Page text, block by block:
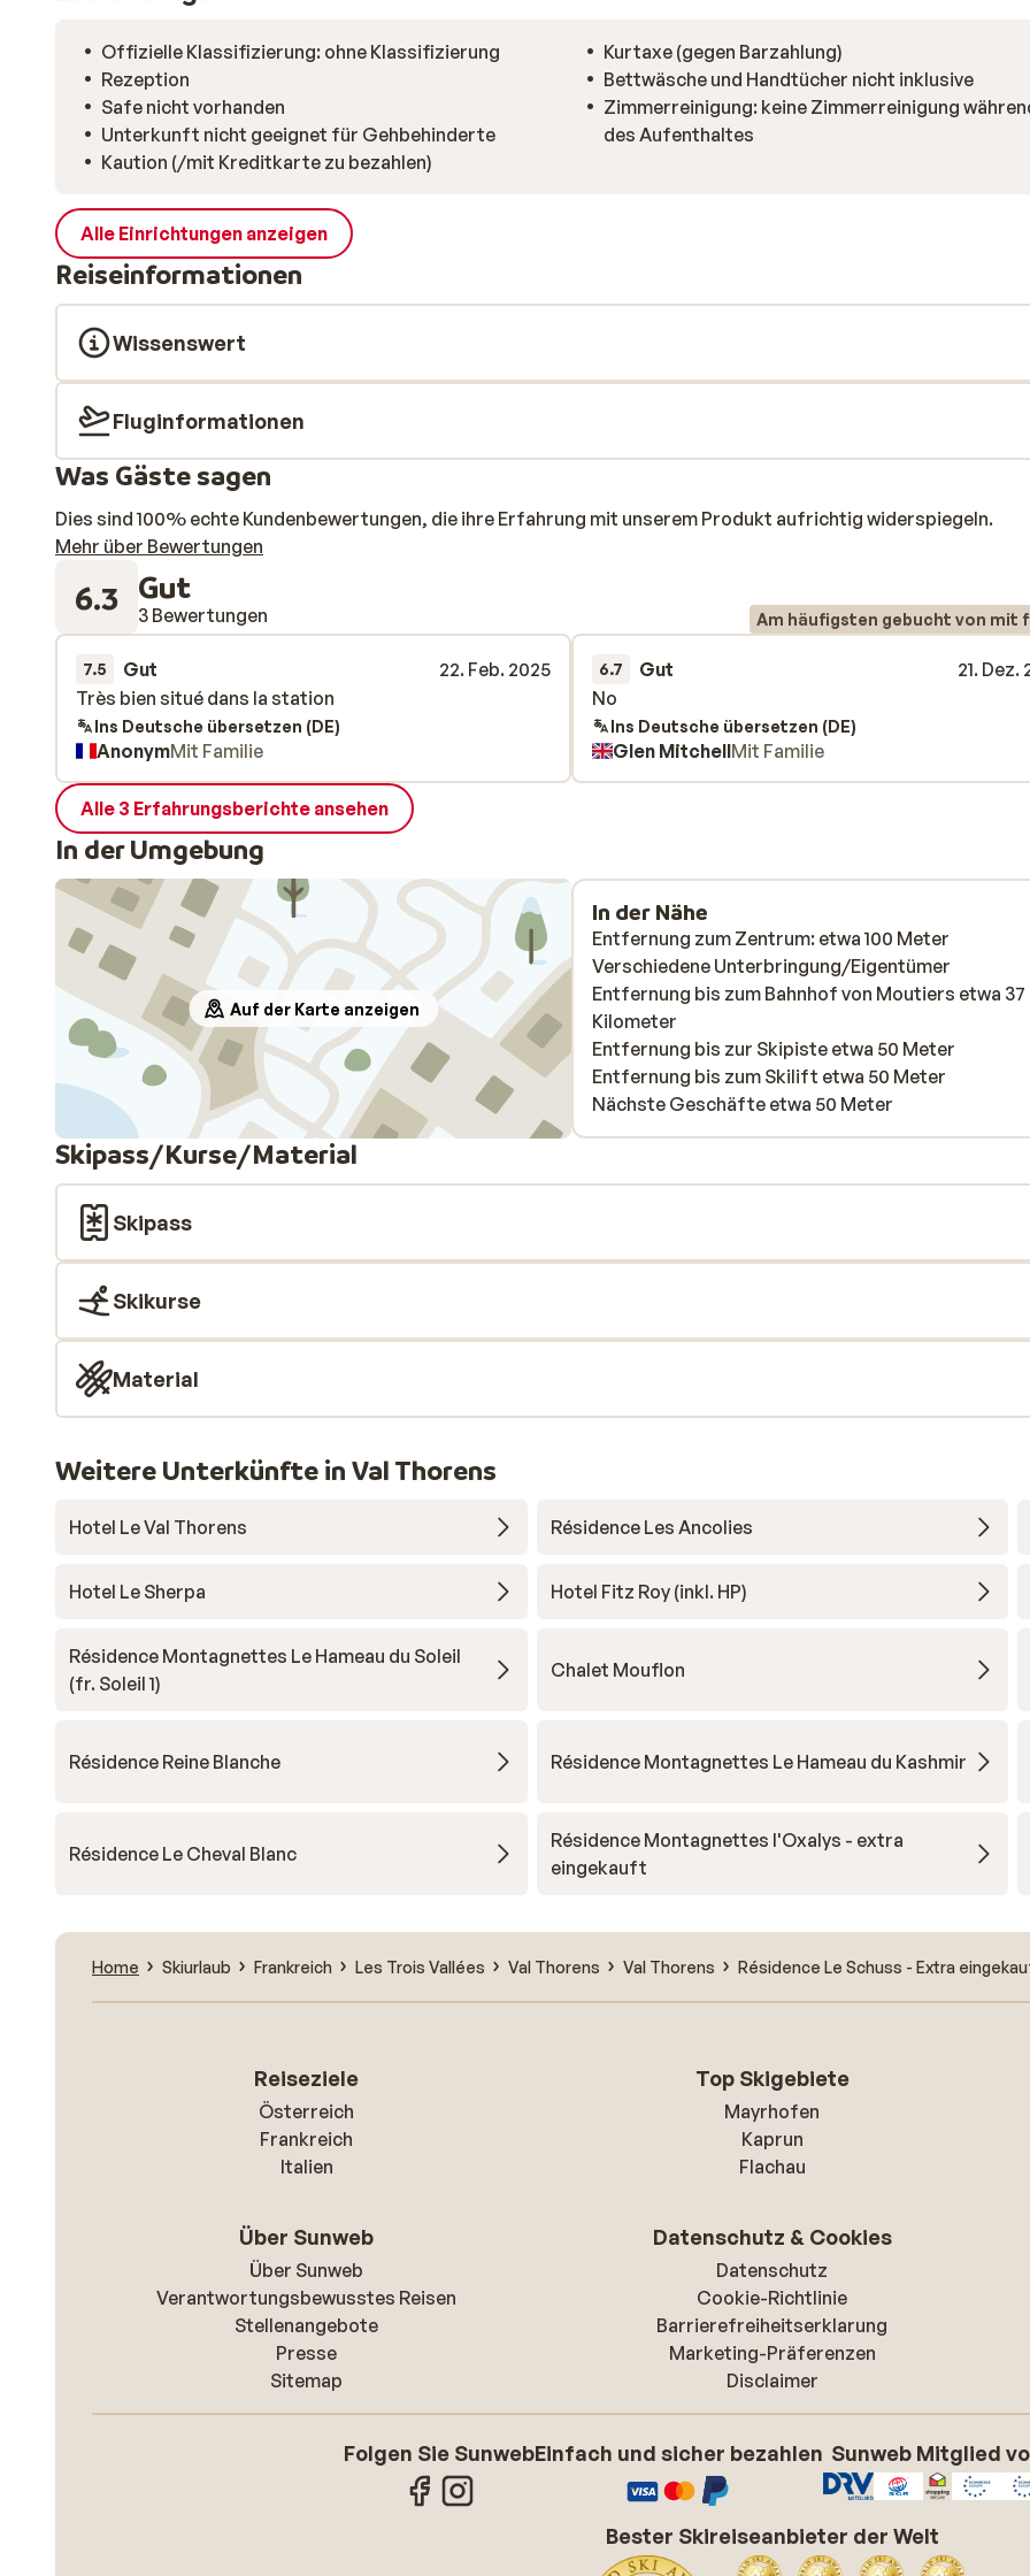
Offizielle Klassifizierung: ohne Klassifizierung
Rezeption
Safe nicht vorhanden
Unterkunft nicht geeignet für Gehbehinderte
Kaution (/mit Kreditkarte zu bezahlen)
Kurtaxe (gegen Barzahlung)
Bettwäsche und Handtücher nicht inklusive
Zimmerreinigung: keine Zimmerreinigung
des Aufenthaltes
Alle Einrichtungen anzeigen
Reiseinformationen
Wissenswert
Fluginformationen
Was Gäste sagen
Dies sind 100% echte Kundenbewertungen, die ihre Erfahrung mit unserem Produkt aufrichtig widerspiegeln.
Mehr über Bewertungen
6.3 Gut
3 Bewertungen Am häufigsten gebucht von mit
7.5 Gut
22. Feb. 2025
Très bien situé dans la station
Très bien situé dans la station
Ins Deutsche übersetzen (DE)
AnonymMit Familie
6.7 Gut
21. Dez.
No
No
Ins Deutsche übersetzen (DE)
Glen MitchellMit Familie
Alle 3 Erfahrungsberichte ansehen
In der Umgebung
Auf der Karte anzeigen
In der Nähe
Entfernung zum Zentrum: etwa 100 Meter
Verschiedene Unterbringung/Eigentümer
Entfernung bis zum Bahnhof von Moutiers etwa 37
Kilometer
Entfernung bis zur Skipiste etwa 50 Meter
Entfernung bis zum Skilift etwa 50 Meter
Nächste Geschäfte etwa 50 Meter
Skipass/Kurse/Material
Skipass
Skikurse
Material
Weitere Unterkünfte in Val Thorens
Hotel Le Val Thorens Résidence Les Ancolies
Hotel Le Sherpa Hotel Fitz Roy (inkl. HP)
Résidence Montagnettes Le Hameau du Soleil
(fr. Soleil 1)
Chalet Mouflon
Résidence Reine Blanche Résidence Montagnettes Le Hameau du Kashmir
Résidence Le Cheval Blanc
Résidence Montagnettes l'Oxalys - extra
eingekauft
Home Skiurlaub Frankreich Les Trois Vallées Val Thorens Val Thorens Résidence Le Schuss - Extra
Reiseziele
Österreich
Frankreich
Italien
Top Skigebiete
Mayrhofen
Kaprun
Flachau
Über Sunweb
Über Sunweb
Verantwortungsbewusstes Reisen
Stellenangebote
Presse
Sitemap
Datenschutz & Cookies
Datenschutz
Cookie-Richtlinie
Barrierefreiheitserklarung
Marketing-Präferenzen
Disclaimer
Folgen Sie SunwebEinfach und sicher bezahlen Sunweb Mitglied
Bester Skireiseanbieter der Welt